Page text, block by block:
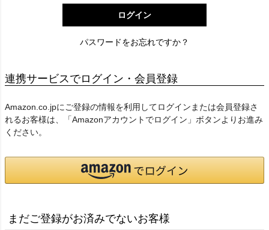
)
ログイン
パスワードをお忘れですか？
連携サービスでログイン・会員登録
Amazon.co.jpにご登録の情報を利用してログインまたは会員登録さ
れるお客様は、「Amazonアカウントでログイン」ボタンよりお進み
ください。
まだご登録がお済みでないお客様